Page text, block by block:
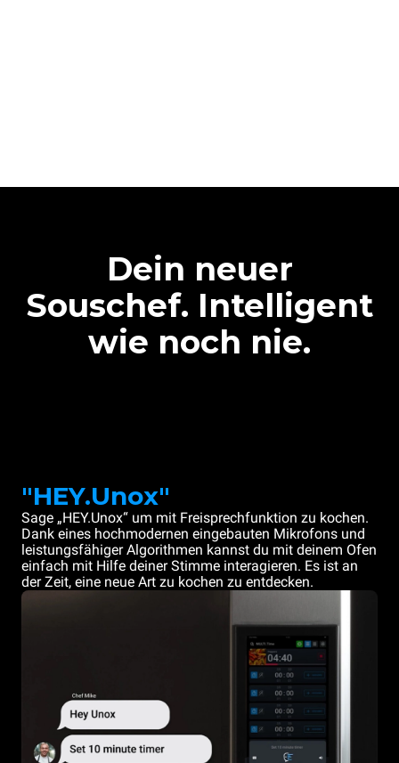
Dein neuer
Souschef. Intelligent
wie noch nie.
"HEY.Unox"
Sage „HEY.Unox“ um mit Freisprechfunktion zu kochen.
Dank eines hochmodernen eingebauten Mikrofons und
leistungsfähiger Algorithmen kannst du mit deinem Ofen
einfach mit Hilfe deiner Stimme interagieren. Es ist an
der Zeit, eine neue Art zu kochen zu entdecken.